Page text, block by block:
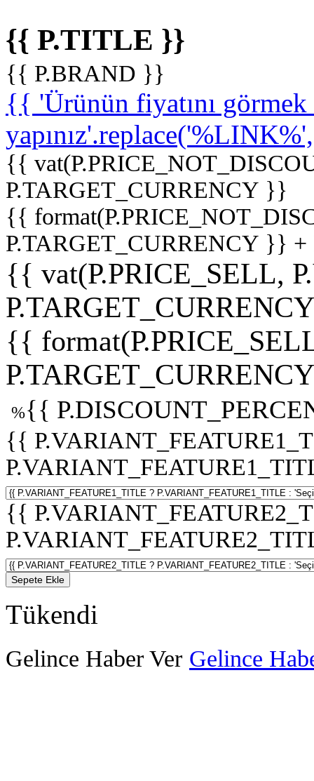
{{ P.TITLE }}
{{ P.BRAND }}
{{ 'Ürünün fiyatını
{{
P.TARGET_CURRENCY }}
{{
P.TARGET_CURRENCY }}
{{ vat(P.PRICE_SELL,
{{
%{{
{{
{{
Sepete Ekle
Tükendi
Gelince Haber Ver Gelince